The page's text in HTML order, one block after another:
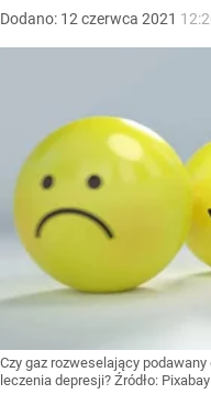
Dodano: 12 czerwca 2021
Czy gaz rozweselający
leczenia depresji? Źródło: Pixabay